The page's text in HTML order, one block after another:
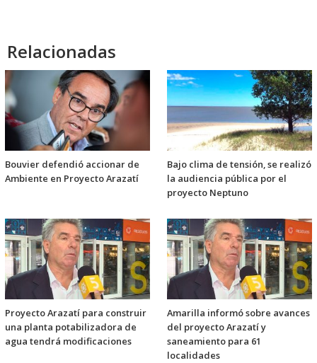
Relacionadas
Bouvier defendió accionar de
Ambiente en Proyecto Arazatí
Bajo clima de tensión, se realizó
la audiencia pública por el
proyecto Neptuno
Proyecto Arazatí para construir
una planta potabilizadora de
agua tendrá modificaciones
Amarilla informó sobre avances
del proyecto Arazatí y
saneamiento para 61
localidades